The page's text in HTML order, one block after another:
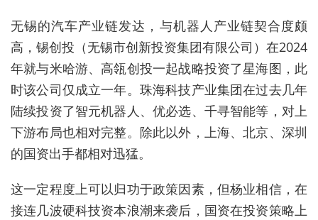
无锡的汽车产业链发达，与机器人产业链契合度颇
高， 锡创投（无锡市创新投资集团有限公司）在2024
年就与米哈游、高瓴创投一起战略投资了星海图，此
时该公司仅成立一年。珠海科技产业集团在过去几年
陆续投资了智元机器人、优必选、千寻智能等，对上
下游布局也相对完整。除此以外，上海、北京、深圳
的国资出手都相对迅猛。
这一定程度上可以归功于政策因素，但杨业相信，在
接连几波硬科技资本浪潮来袭后，国资在投资策略上